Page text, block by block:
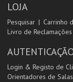
LOJA
Pesquisar Carrinho
Livro de Reclamações
Login & Registo de
Orientadores de Salas